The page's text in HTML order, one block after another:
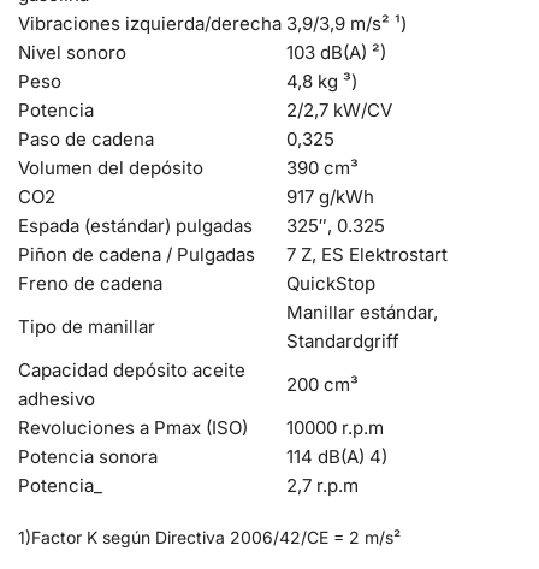
Vibraciones izquierda/derecha 3,9/3,9 m/s² ¹)
Nivel sonoro
103 dB(A) ²)
Peso
4,8 kg ³)
Potencia
2/2,7 kW/CV
Paso de cadena
0,325
Volumen del depósito
390 cm³
CO2
917 g/kWh
Espada (estándar) pulgadas
325″, 0.325
Piñon de cadena / Pulgadas
7 Z, ES Elektrostart
Freno de cadena
QuickStop
Tipo de manillar
Manillar estándar,
Standardgriff
Capacidad depósito aceite
adhesivo
200 cm³
Revoluciones a Pmax (ISO)
10000 r.p.m
Potencia sonora
114 dB(A) 4)
Potencia_
2,7 r.p.m
1)Factor K según Directiva 2006/42/CE = 2 m/s²